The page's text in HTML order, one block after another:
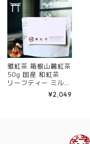
【定番】【Core】
ore】
雅紅茶 箱根山麓紅茶
50g 国産 和紅茶
リーフティー ミルク
ティー向き 茶園ごと
の個性を味わう主力
¥2,049